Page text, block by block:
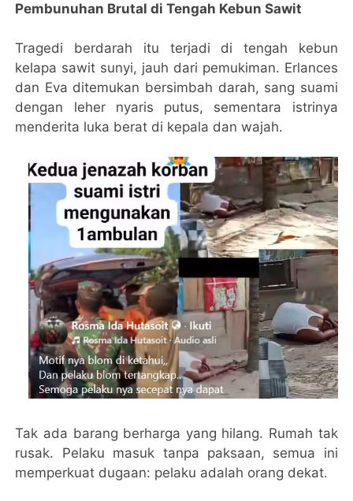
Pembunuhan Brutal di Tengah Kebun Sawit
Tragedi berdarah itu terjadi di tengah kebun
kelapa sawit sunyi, jauh dari pemukiman. Erlances
dan Eva ditemukan bersimbah darah, sang suami
dengan leher nyaris putus, sementara istrinya
menderita luka berat di kepala dan wajah.
Tak ada barang berharga yang hilang. Rumah tak
rusak. Pelaku masuk tanpa paksaan, semua ini
memperkuat dugaan: pelaku adalah orang dekat.